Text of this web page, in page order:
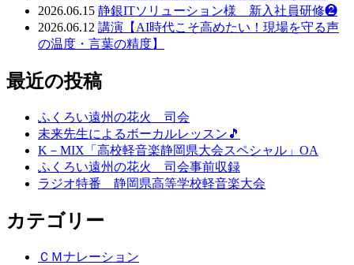
2026.06.15 静銀ITソリューション様 新入社員研修❷
2026.06.12 講演【AI時代こそ高めたい！現場を守る声
の温度・言葉の精度】
最近の投稿
ふくろい遠州の花火 司会
未来先生によるボーカルレッスン🎵
K－MIX「高校軽音楽静岡県大会スペシャル」OA
ふくろい遠州の花火 司会事前収録
ラジオ特番 静岡県高等学校軽音楽大会
カテゴリー
ＣＭナレーション